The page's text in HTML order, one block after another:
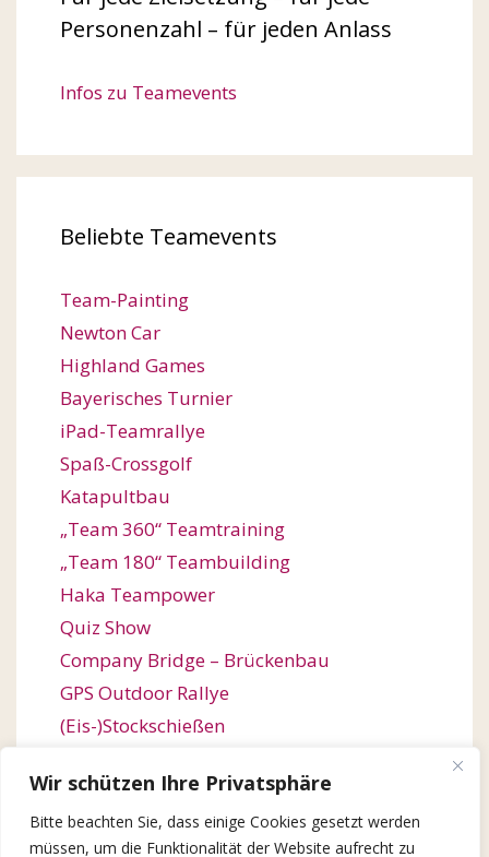
Wir schützen Ihre Privatsphäre
Bitte beachten Sie, dass einige Cookies gesetzt werden
müssen, um die Funktionalität der Website aufrecht zu
Personenzahl – für jeden Anlass
Infos zu Teamevents
Beliebte Teamevents
Team-Painting
Newton Car
Highland Games
Bayerisches Turnier
iPad-Teamrallye
Spaß-Crossgolf
Katapultbau
„Team 360“ Teamtraining
„Team 180“ Teambuilding
Haka Teampower
Quiz Show
Company Bridge – Brückenbau
GPS Outdoor Rallye
(Eis-)Stockschießen
Orienteering / Orientierungswanderung
Outdoor Team Challenge